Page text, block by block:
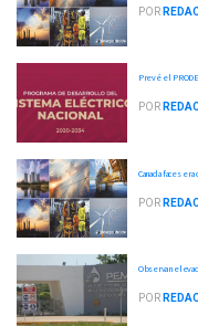
POR
Prevé el
POR
Canada faces
POR
Observan
POR